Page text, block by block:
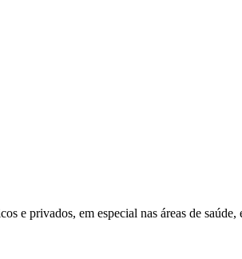
privados, em especial nas áreas de saúde,